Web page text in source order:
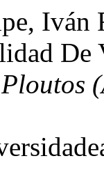
Iván
De
Ploutos